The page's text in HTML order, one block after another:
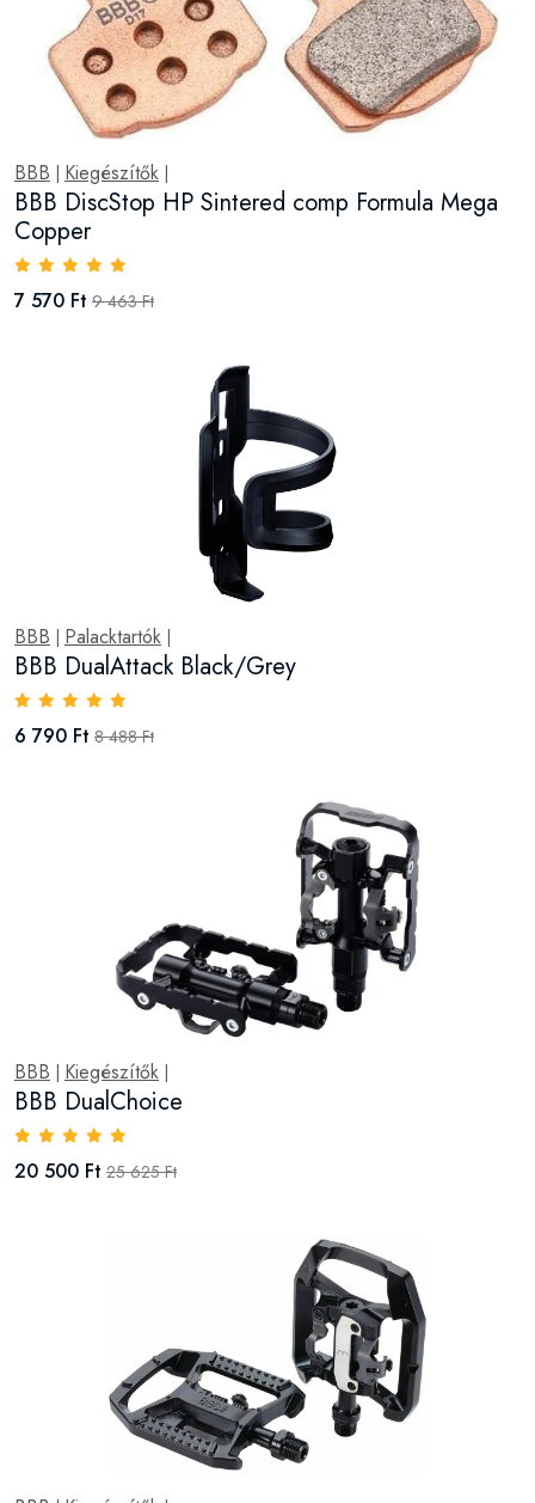
BBB Kiegészítők
BBB DiscStop HP Sintered comp Formula Mega
Copper
7 570 Ft 9 463 Ft
BBB Palacktartók
BBB DualAttack Black/Grey
6 790 Ft 8 488 Ft
BBB Kiegészítők
BBB DualChoice
20 500 Ft 25 625 Ft